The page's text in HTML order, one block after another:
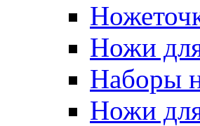
Ножи
Наборы
Ножи